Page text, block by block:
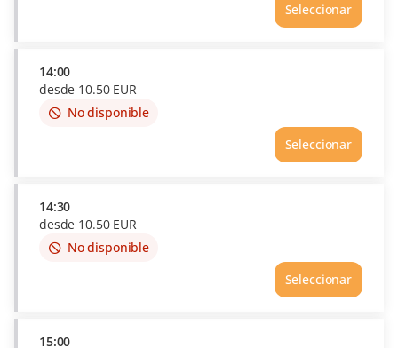
Seleccionar
14:00
desde 10.50 EUR
No disponible
Seleccionar
14:30
desde 10.50 EUR
No disponible
Seleccionar
15:00